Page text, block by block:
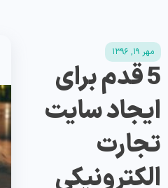
مهر ۱۹, ۱۳۹۶
5 قدم برای
ایجاد سایت
تجارت
الکترونیکی